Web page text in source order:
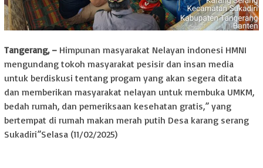
Tangerang, – Himpunan masyarakat Nelayan indonesi HMNI
mengundang tokoh masyarakat pesisir dan insan media
untuk berdiskusi tentang progam yang akan segera ditata
dan memberikan masyarakat nelayan untuk membuka UMKM,
bedah rumah, dan pemeriksaan kesehatan gratis,” yang
bertempat di rumah makan merah putih Desa karang serang
Sukadiri”Selasa (11/02/2025)